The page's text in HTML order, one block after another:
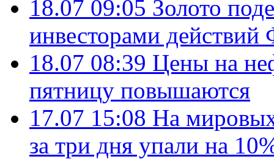
18.07 09:05 Золото
инвесторами
18.07 08:39 Цены на
пятницу повышаются
17.07 15:08 На
за три дня упали на